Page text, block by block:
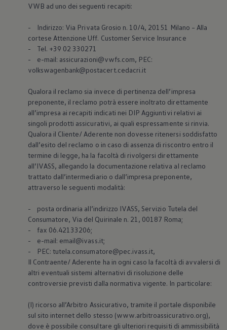
VWB ad uno dei seguenti recapiti:
- Indirizzo: Via Privata Grosio n. 10/4, 20151 Milano – Alla
cortese Attenzione Uff. Customer Service Insurance
- Tel. +39 02 330271
- e-mail: assicurazioni@vwfs.com, PEC:
volkswagenbank@postacert.cedacri.it
Qualora il reclamo sia invece di pertinenza dell’impresa
preponente, il reclamo potrà essere inoltrato direttamente
all’impresa ai recapiti indicati nei DIP Aggiuntivi relativi ai
singoli prodotti assicurativi, ai quali espressamente si rinvia.
Qualora il Cliente/ Aderente non dovesse ritenersi soddisfatto
dall’esito del reclamo o in caso di assenza di riscontro entro il
termine di legge, ha la facoltà di rivolgersi direttamente
all’IVASS, allegando la documentazione relativa al reclamo
trattato dall’intermediario o dall’impresa preponente,
attraverso le seguenti modalità:
- posta ordinaria all’indirizzo IVASS, Servizio Tutela del
Consumatore, Via del Quirinale n. 21, 00187 Roma;
- fax 06.42133206;
- e-mail: email@ivass.it;
- PEC: tutela.consumatore@pec.ivass.it,
Il Contraente/ Aderente ha in ogni caso la facoltà di avvalersi di
altri eventuali sistemi alternativi di risoluzione delle
controversie previsti dalla normativa vigente. In particolare:
(I) ricorso all’Arbitro Assicurativo, tramite il portale disponibile
sul sito internet dello stesso (www.arbitroassicurativo.org),
dove è possibile consultare gli ulteriori requisiti di ammissibilità